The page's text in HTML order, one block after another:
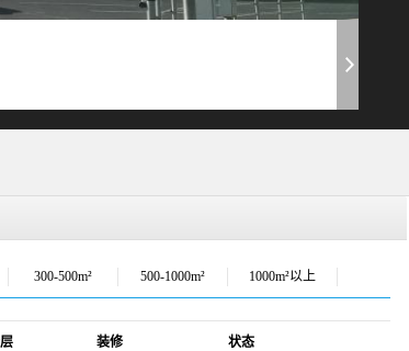
300-500m² 500-1000m² 1000m²以上
装修 状态